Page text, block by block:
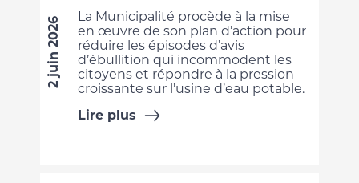
La Municipalité procède à la mise
en œuvre de son plan d’action pour
réduire les épisodes d’avis
d’ébullition qui incommodent les
citoyens et répondre à la pression
croissante sur l’usine d’eau potable.
Lire plus
2 juin 2026